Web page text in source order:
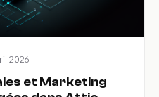
2026
et Marketing